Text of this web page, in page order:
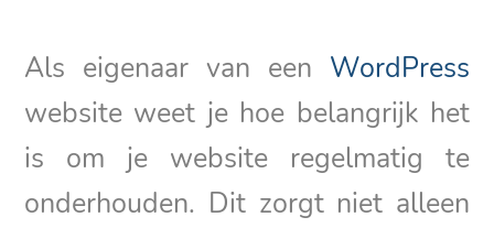
Als eigenaar van een WordPress
website weet je hoe belangrijk het
is om je website regelmatig te
onderhouden. Dit zorgt niet alleen